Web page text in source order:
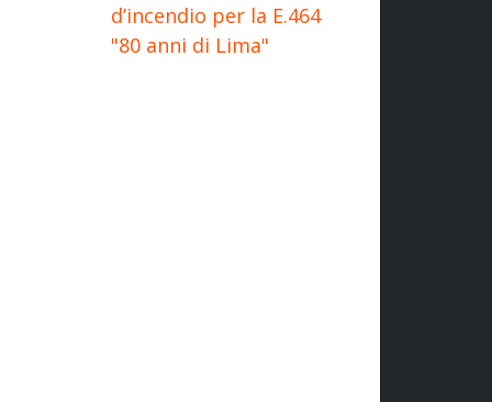
d’incendio per la E.464
"80 anni di Lima"